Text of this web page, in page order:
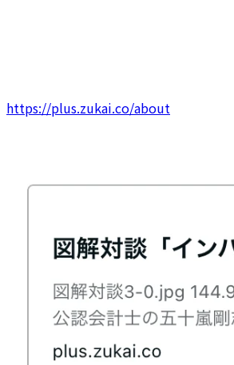
https://plus.zukai.co/about